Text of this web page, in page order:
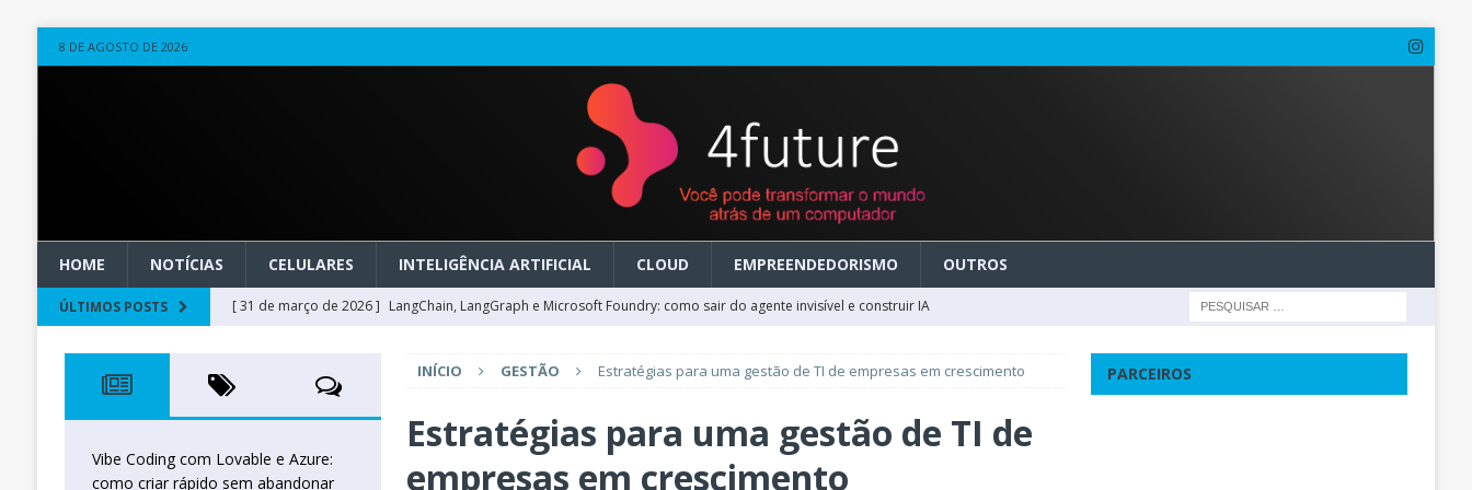
8 DE AGOSTO DE 2026
HOME NOTÍCIAS CELULARES INTELIGÊNCIA ARTIFICIAL CLOUD EMPREENDEDORISMO OUTROS
ÚLTIMOS POSTS [ 31 de março de 2026 ] LangChain, LangGraph e Microsoft Foundry: como sair do agente invisível e construir IA
[ 20 de março de 2026 ]
Microsoft Foundry em GA: como migrar do clássico sem transformar IA em dívida
técnica
INTELIGÊNCIA ARTIFICIAL
[ 27 de fevereiro de 2026 ]
Voice Agents no Microsoft Foundry: como desenhar experiências de voz em tempo
INÍCIO GESTÃO Estratégias para uma gestão de TI de empresas em crescimento
Estratégias para uma gestão de TI de
empresas em crescimento
Vibe Coding com Lovable e Azure:
como criar rápido sem abandonar
PARCEIROS